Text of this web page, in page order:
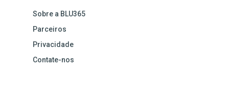
Sobre a BLU365
Parceiros
Privacidade
Contate-nos